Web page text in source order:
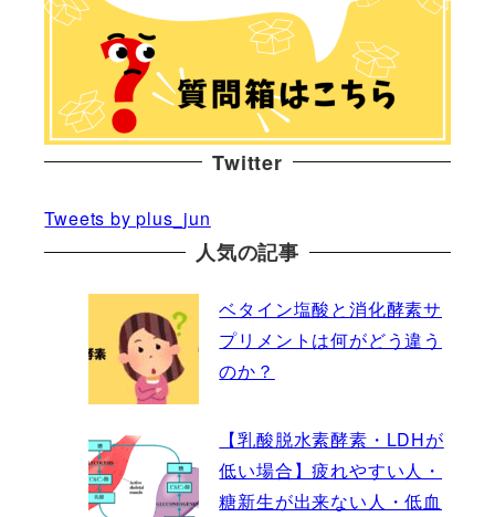
Twitter
Tweets by plus_jun
人気の記事
ベタイン塩酸と消化酵素サ
プリメントは何がどう違う
のか？
【乳酸脱水素酵素・LDHが
低い場合】疲れやすい人・
糖新生が出来ない人・低血